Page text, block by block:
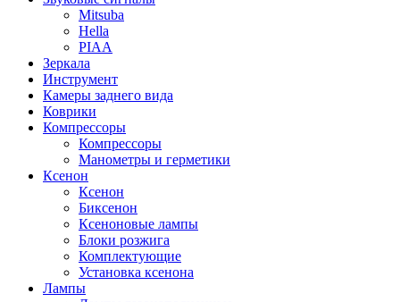
Mitsuba
Hella
PIAA
Зеркала
Инструмент
Камеры заднего вида
Коврики
Компрессоры
Компрессоры
Манометры и герметики
Ксенон
Ксенон
Биксенон
Ксеноновые лампы
Блоки розжига
Комплектующие
Установка ксенона
Лампы